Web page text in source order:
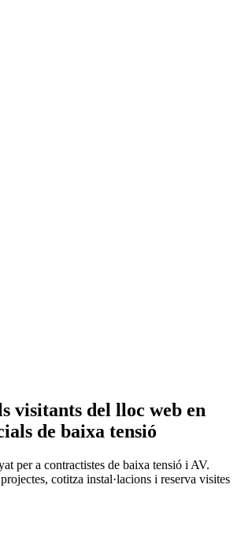
visitants del lloc web en
de baixa tensió
per a contractistes de baixa tensió i AV.
cotitza instal·lacions i reserva visites